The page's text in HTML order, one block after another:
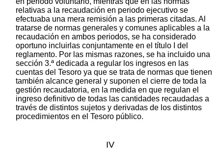
relativas a la recaudación en periodo ejecutivo se
efectuaba una mera remisión a las primeras citadas. Al
tratarse de normas generales y comunes aplicables a la
recaudación en ambos periodos, se ha considerado
oportuno incluirlas conjuntamente en el título I del
reglamento. Por las mismas razones, se ha incluido una
sección 3.ª dedicada a regular los ingresos en las
cuentas del Tesoro ya que se trata de normas que tienen
también alcance general y suponen el cierre de toda la
gestión recaudatoria, en la medida en que regulan el
ingreso definitivo de todas las cantidades recaudadas a
través de distintos sujetos y derivadas de los distintos
procedimientos en el Tesoro público.
IV